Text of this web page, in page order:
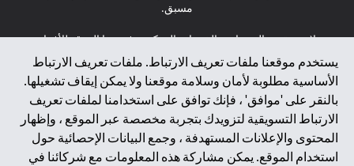
يستخدم موقعنا ملفات تعريف الارتباط. ملفات تعريف الارتباط
الأساسية مطلوبة لأمان وسلامة موقعنا ولا يمكن إيقاف تشغيلها.
بالنقر على 'موافق' ، فإنك توافق على استخدامنا لملفات تعريف
الارتباط التسويقية لتزويدك بتجربة مخصصة عبر الموقع ، وإظهار
المحتوى والإعلانات المستهدفة ، وجمع البيانات الإحصائية حول
استخدام الموقع. يمكن مشاركة هذه المعلومات مع شركائنا في
مسبق.
لا يتم تقديم المنتجات والخدمات المذكورة في هذا الموقع للأفراد
المقيمين في الاتحاد الأوروبي أو المنطقة الاقتصادية الأوروبية أو
سويسرا أو غيرنسي أو جيرسي أو موناكو أو سان مارينو أو
الفاتيكان أو جزيرة مان أو المملكة المتحدة أو خصوصية البيانات
(لائحة حماية البيانات العامة \ قانون حماية البيانات الشخصية
العامة \ قانون خصوصية نيوزيلندا). المحتوى الموجود في هذه
الصفحة ليس ولا ينبغي تفسيره على أنه عرض أو دعوة أو دعوة
لشراء أو بيع أي من المنتجات والخدمات المذكورة هنا لمثل هؤلاء